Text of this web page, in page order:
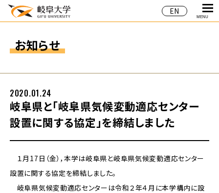
EN
MENU
お知らせ
岐阜県と「岐阜県気候変動適応センター
設置に関する協定」を締結しました
2020.01.24
１月17日（金），本学は岐阜県と岐阜県気候変動適応センター
設置に関する協定を締結しました。
岐阜県気候変動適応センターは令和２年４月に本学構内に設